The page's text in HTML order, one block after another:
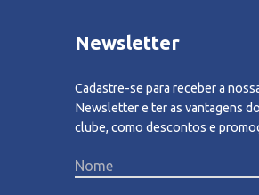
Newsletter
Cadastre-se para receber a
Newsletter e ter as vantagens
clube, como descontos e